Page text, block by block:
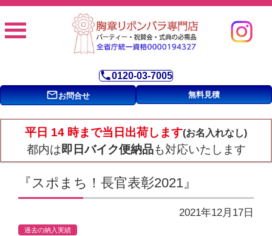
phone0120-03-7005
mail_outlineお問合せ 無料見積
平日 14 時まで当日出荷します(お名入れなし)
都内は即日バイク便納品も対応いたします
『スポまち！長官表彰2021』
2021年12月17日
過去の納入実績